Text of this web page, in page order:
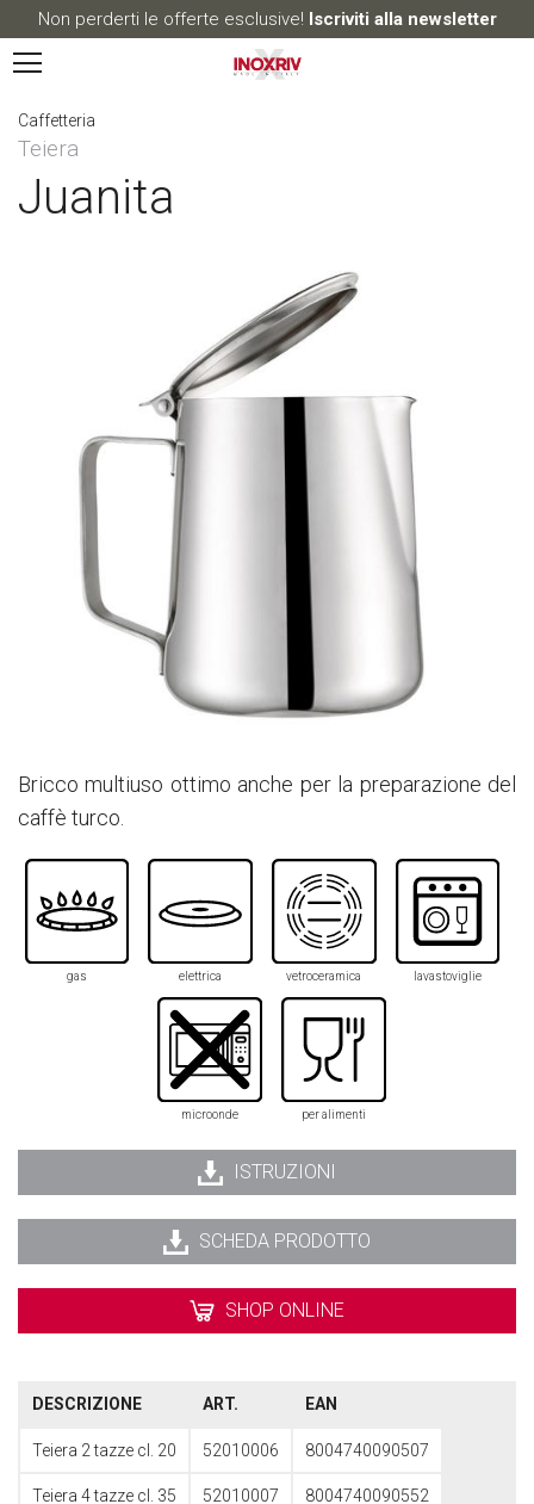
Non perderti le offerte esclusive! Iscriviti alla newsletter
Caffetteria
Teiera
Juanita
Bricco multiuso ottimo anche per la preparazione del
caffè turco.
gas elettrica vetroceramica lavastoviglie
microonde per alimenti
ISTRUZIONI
SCHEDA PRODOTTO
SHOP ONLINE
DESCRIZIONE ART. EAN
Teiera 2 tazze cl. 20 52010006 8004740090507
Teiera 4 tazze cl. 35 52010007 8004740090552